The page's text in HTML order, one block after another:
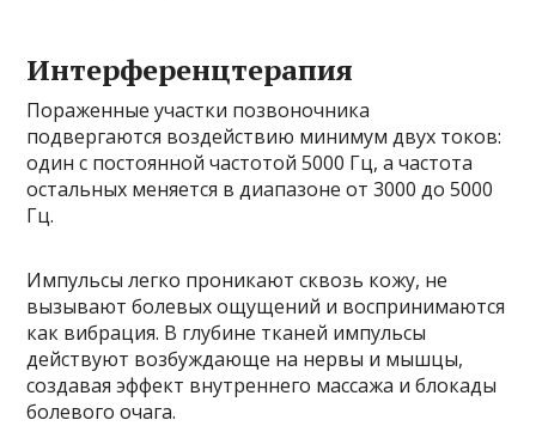
Интерференцтерапия
Пораженные участки позвоночника
подвергаются воздействию минимум двух токов:
один с постоянной частотой 5000 Гц, а частота
остальных меняется в диапазоне от 3000 до 5000
Гц.
Импульсы легко проникают сквозь кожу, не
вызывают болевых ощущений и воспринимаются
как вибрация. В глубине тканей импульсы
действуют возбуждающе на нервы и мышцы,
создавая эффект внутреннего массажа и блокады
болевого очага.